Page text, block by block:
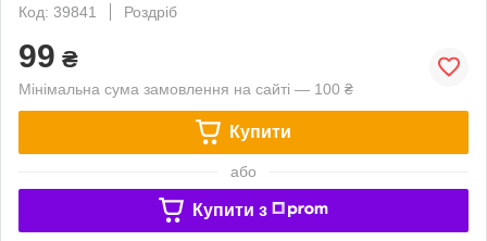
Код: 39841
Роздріб
99 ₴
Мінімальна сума замовлення на сайті — 100 ₴
Купити
або
Купити з